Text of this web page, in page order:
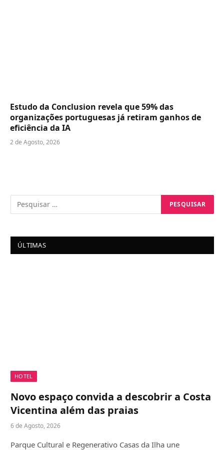
Estudo da Conclusion revela que 59% das
organizações portuguesas já retiram ganhos de
eficiência da IA
2 de Agosto, 2026
ÚLTIMAS
HOTEL
Novo espaço convida a descobrir a Costa
Vicentina além das praias
6 de Agosto, 2026
Parque Cultural e Regenerativo Casas da Ilha une